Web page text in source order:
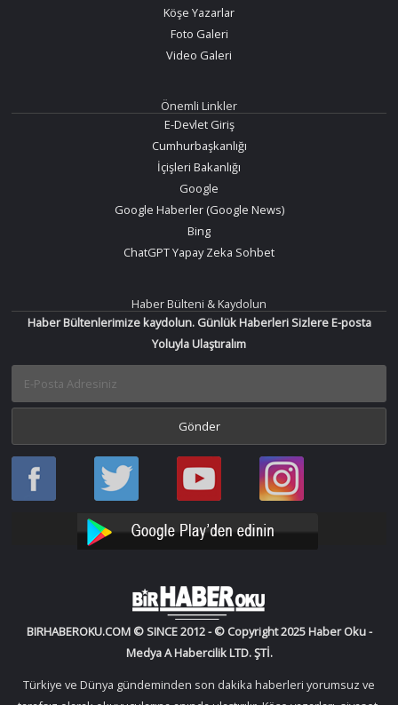
Köşe Yazarlar
Foto Galeri
Video Galeri
Önemli Linkler
E-Devlet Giriş
Cumhurbaşkanlığı
İçişleri Bakanlığı
Google
Google Haberler (Google News)
Bing
ChatGPT Yapay Zeka Sohbet
Haber Bülteni & Kaydolun
Haber Bültenlerimize kaydolun. Günlük Haberleri Sizlere E-posta
Yoluyla Ulaştıralım
Haber
Oku
Haber
Oku
Bir
Haber
YouTube
Bir
Haber
Instagram
BIRHABEROKU.COM © SINCE 2012 - © Copyright 2025 Haber Oku -
Medya A Habercilik LTD. ŞTİ.
Türkiye ve Dünya gündeminden son dakika haberleri yorumsuz ve